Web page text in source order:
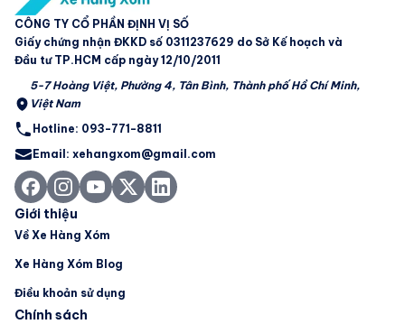
CÔNG TY CỔ PHẦN ĐỊNH VỊ SỐ
Giấy chứng nhận ĐKKD số 0311237629 do Sở Kế hoạch và
Đầu tư TP.HCM cấp ngày 12/10/2011
5-7 Hoàng Việt, Phường 4, Tân Bình, Thành phố Hồ Chí Minh,
Việt Nam
Hotline: 093-771-8811
Email: xehangxom@gmail.com
Giới thiệu
Về Xe Hàng Xóm
Xe Hàng Xóm Blog
Điều khoản sử dụng
Chính sách